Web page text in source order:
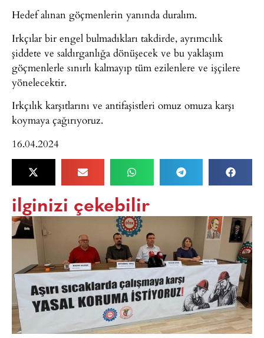
Hedef alınan göçmenlerin yanında duralım.
Irkçılar bir engel bulmadıkları takdirde, ayrımcılık
şiddete ve saldırganlığa dönüşecek ve bu yaklaşım
göçmenlerle sınırlı kalmayıp tüm ezilenlere ve işçilere
yönelecektir.
Irkçılık karşıtlarını ve antifaşistleri omuz omuza karşı
koymaya çağırıyoruz.
16.04.2024
ilginizi çekebilir